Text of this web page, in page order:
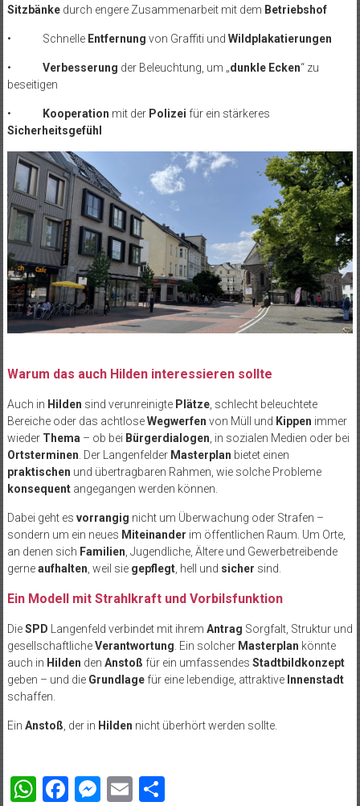
Sitzbänkedurch engere Zusammenarbeit mit dem Betriebshof
• Schnelle Entfernung von Graffiti und Wildplakatierungen
• Verbesserung der Beleuchtung, um „dunkle Ecken“ zu
beseitigen
• Kooperation mit der Polizei für ein stärkeres
Sicherheitsgefühl
Warum das auch Hilden interessieren sollte
Auch in Hilden sind verunreinigte Plätze, schlecht beleuchtete
Bereiche oder das achtloseWegwerfen von Müll und Kippen immer
wieder Thema – ob bei Bürgerdialogen , in sozialen Medien oder bei
Ortsterminen . Der Langenfelder Masterplan bietet einen
praktischen und übertragbaren Rahmen, wie solche Probleme
konsequentangegangen werden können.
Dabei geht es vorrangig nicht um Überwachung oder Strafen –
sondern um ein neues Miteinander im öffentlichen Raum. Um Orte,
an denen sich Familien , Jugendliche, Ältere und Gewerbetreibende
gerneaufhalten , weil sie gepflegt, hell und sicher sind.
Ein Modell mit Strahlkraft und Vorbilsfunktion
DieSPD Langenfeld verbindet mit ihrem Antrag Sorgfalt, Struktur und
gesellschaftlicheVerantwortung . Ein solcher Masterplan könnte
auch in Hilden den Anstoß für ein umfassendes Stadtbildkonzept
geben – und die Grundlagefür eine lebendige, attraktive Innenstadt
schaffen.
Ein Anstoß , der in Hilden nicht überhört werden sollte.
WhatsApp
Facebook
Messenger
EmailTeilen